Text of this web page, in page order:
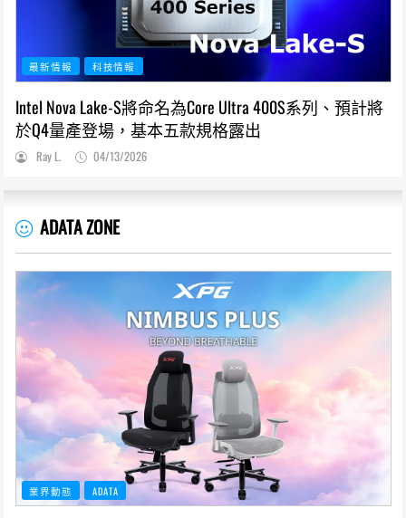
最新情報 科技情報
Intel Nova Lake-S將命名為Core Ultra 400S系列、預計將
於Q4量產登場，基本五款規格露出
Ray L. 04/13/2026
ADATA ZONE
業界動態 ADATA